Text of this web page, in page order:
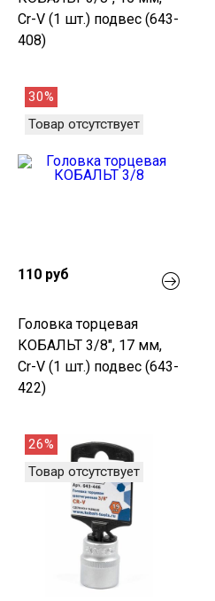
Cr-V (1 шт.) подвес (643-
408)
30%
Товар отсутствует
110 руб
Головка торцевая
КОБАЛЬТ 3/8", 17 мм,
Cr-V (1 шт.) подвес (643-
422)
26%
Товар отсутствует